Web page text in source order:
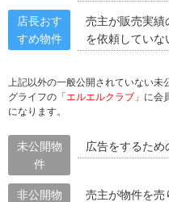
店長おす
すめ物件
売主が販売実績
を依頼していな
上記以外の一般公開されていない未
グライフの 「エルエルクラブ」 に会
になります。
未公開物
件
広告をするた
非公開物
売主が物件を売